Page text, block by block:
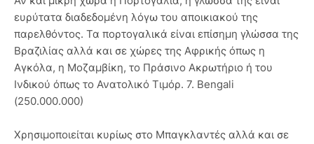
ευρύτατα διαδεδομένη λόγω του αποικιακού της
παρελθόντος. Τα πορτογαλικά είναι επίσημη γλώσσα της
Βραζιλίας αλλά και σε χώρες της Αφρικής όπως η
Αγκόλα, η Μοζαμβίκη, το Πράσινο Ακρωτήριο ή του
Ινδικού όπως το Ανατολικό Τιμόρ. 7. Bengali
(250.000.000)
Χρησιμοποιείται κυρίως στο Μπαγκλαντές αλλά και σε